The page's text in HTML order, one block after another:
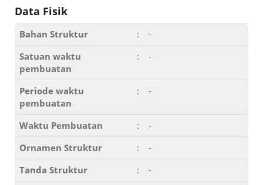
Data Fisik
Bahan Struktur :
-
Satuan waktu
pembuatan
: -
Periode waktu
pembuatan
: -
Waktu Pembuatan :
-
Ornamen Struktur
:
-
Tanda Struktur
:
-